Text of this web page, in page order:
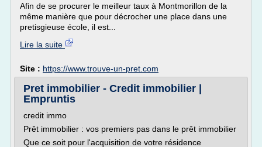
Afin de se procurer le meilleur taux à Montmorillon de la
même manière que pour décrocher une place dans une
pretisgieuse école, il est...
Lire la suite
Site : https://www.trouve-un-pret.com
Pret immobilier - Credit immobilier |
Empruntis
credit immo
Prêt immobilier : vos premiers pas dans le prêt immobilier
Que ce soit pour l'acquisition de votre résidence